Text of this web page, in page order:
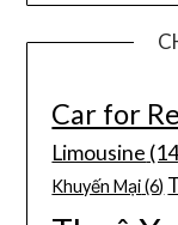
Car for
Limousine
Khuyến Mại(6)